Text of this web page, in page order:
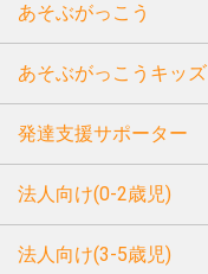
あそぶがっこう
あそぶがっこうキッズ
発達支援サポーター
法人向け(0-2歳児)
法人向け(3-5歳児)